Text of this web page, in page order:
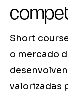
Short
o mercado
valorizadas